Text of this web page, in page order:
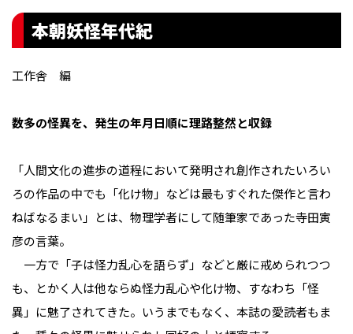
本朝妖怪年代紀
工作舎 編
数多の怪異を、発生の年月日順に理路整然と収録
「人間文化の進歩の道程において発明され創作されたいろい
ろの作品の中でも「化け物」などは最もすぐれた傑作と言わ
ねばなるまい」とは、物理学者にして随筆家であった寺田寅
彦の言葉。
一方で「子は怪力乱心を語らず」などと厳に戒められつつ
も、とかく人は他ならぬ怪力乱心や化け物、すなわち「怪
異」に魅了されてきた。いうまでもなく、本誌の愛読者もま